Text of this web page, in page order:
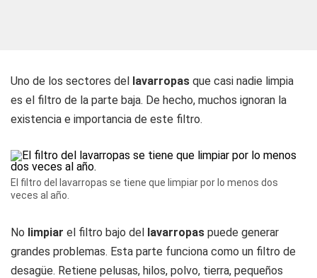
Uno de los sectores del lavarropas que casi nadie limpia
es el filtro de la parte baja. De hecho, muchos ignoran la
existencia e importancia de este filtro.
El filtro del lavarropas se tiene que limpiar por lo menos dos
veces al año.
No limpiar el filtro bajo del lavarropas puede generar
grandes problemas. Esta parte funciona como un filtro de
desagüe. Retiene pelusas, hilos, polvo, tierra, pequeños